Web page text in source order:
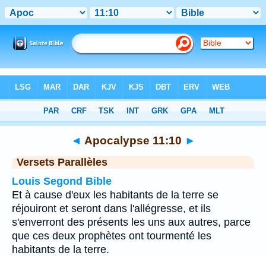
Chapitre 11 > Verset 10
◄ Apocalypse 11:10 ►
Versets Parallèles
Louis Segond Bible
Et à cause d'eux les habitants de la terre se
réjouiront et seront dans l'allégresse, et ils
s'enverront des présents les uns aux autres, parce
que ces deux prophètes ont tourmenté les
habitants de la terre.